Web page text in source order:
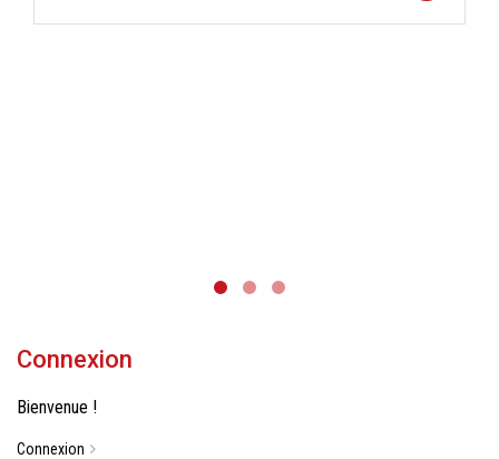
Connexion
Bienvenue !
Connexion